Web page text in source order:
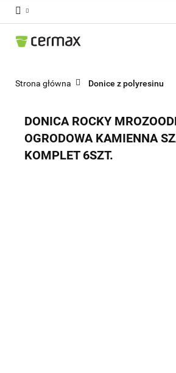
Strona główna Donice z polyresinu
DONICA ROCKY
OGRODOWA KAMIENNA
KOMPLET 6SZT.